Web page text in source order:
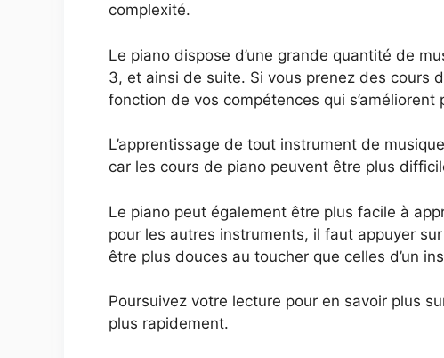
complexité.
Le piano dispose d’une grande quantité de
3, et ainsi de suite. Si vous prenez des cours
fonction de vos compétences qui s’améliorent
L’apprentissage de tout instrument de
car les cours de piano peuvent être plus
Le piano peut également être plus facile à
pour les autres instruments, il faut appuyer
être plus douces au toucher que celles d’un
Poursuivez votre lecture pour en savoir plus
plus rapidement.